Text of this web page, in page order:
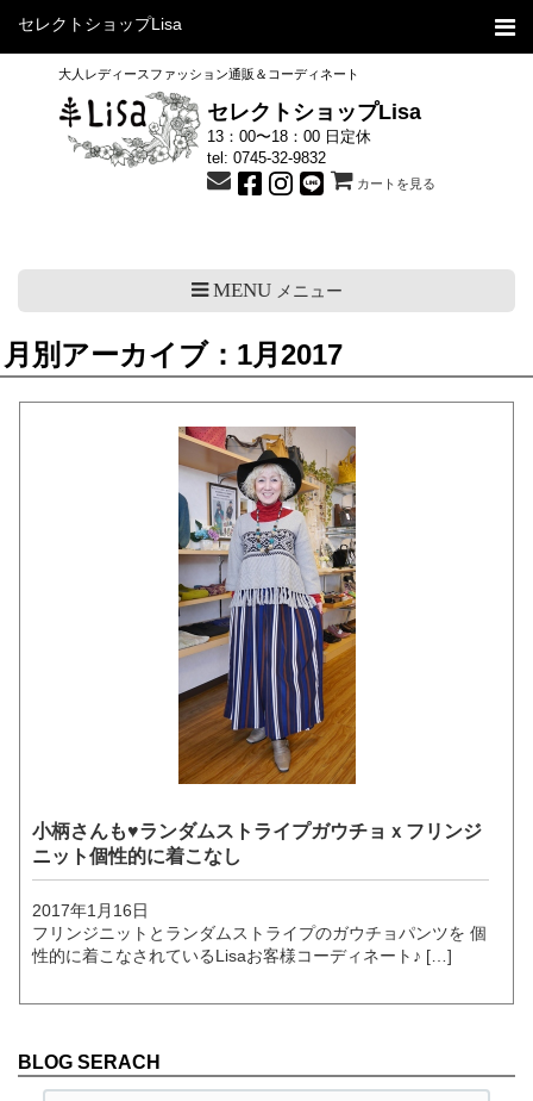
セレクトショップLisa
大人レディースファッション通販＆コーディネート
セレクトショップLisa
13：00〜18：00 日定休
tel: 0745-32-9832
カートを見る
MENUメニュー
月別アーカイブ：1月2017
小柄さんも♥ランダムストライプガウチョｘフリンジ
ニット個性的に着こなし
2017年1月16日
フリンジニットとランダムストライプのガウチョパンツを 個
性的に着こなされているLisaお客様コーディネート♪ […]
BLOG SERACH